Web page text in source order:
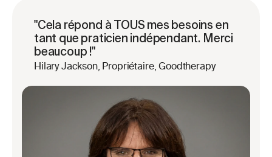
"Cela répond à TOUS mes besoins en
tant que praticien indépendant. Merci
beaucoup !"
Hilary Jackson, Propriétaire, Goodtherapy